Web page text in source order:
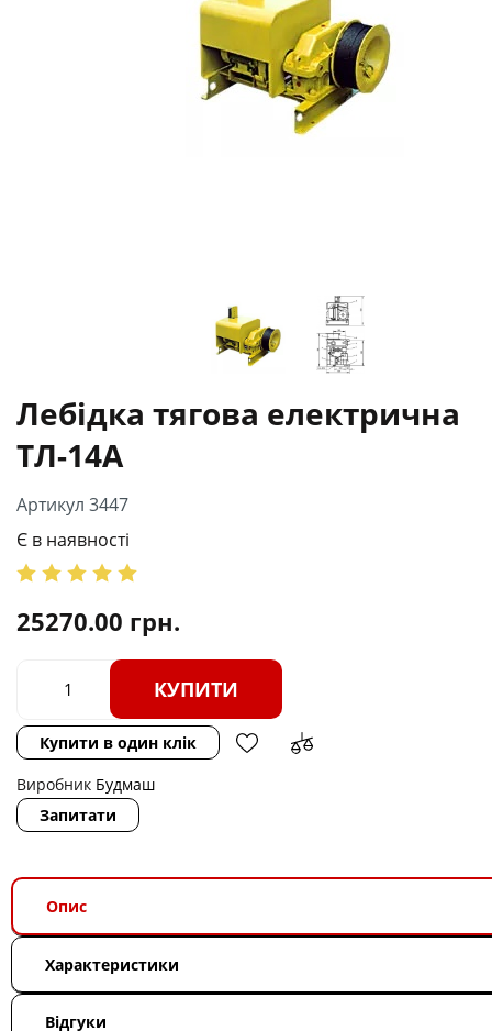
Лебідка тягова електрична
ТЛ-14А
Артикул 3447
Є в наявності
25270.00 грн.
КУПИТИ
Купити в один клік
Виробник Будмаш
Запитати
Опис
Характеристики
Відгуки